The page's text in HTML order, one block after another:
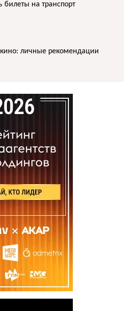
билеты на транспорт
личные рекомендации